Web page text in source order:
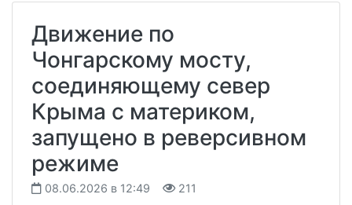
Движение по
Чонгарскому мосту,
соединяющему север
Крыма с материком,
запущено в реверсивном
режиме
08.06.2026 в 12:49 211